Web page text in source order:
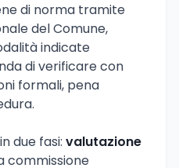
di norma tramite
del Comune,
indicate
di verificare con
formali, pena
due fasi: valutazione
commissione